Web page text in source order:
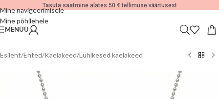
Mine navigeerimisele
Mine põhilehele
Tasuta saatmine alates 50 € tellimuse väärtusest
MENÜÜ
Esileht/Ehted/Kaelakeed/Lühikesed kaelakeed